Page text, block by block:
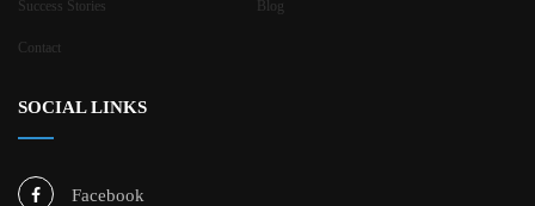
Success Stories Blog
Contact
SOCIAL LINKS
Facebook